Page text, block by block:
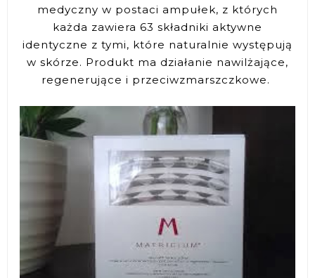
medyczny w postaci ampułek, z których
każda zawiera 63 składniki aktywne
identyczne z tymi, które naturalnie występują
w skórze. Produkt ma działanie nawilżające,
regenerujące i przeciwzmarszczkowe.